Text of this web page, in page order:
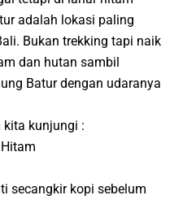
adalah lokasi paling
Bukan trekking tapi naik
dan hutan sambil
Batur dengan udaranya
kita kunjungi :
secangkir kopi sebelum